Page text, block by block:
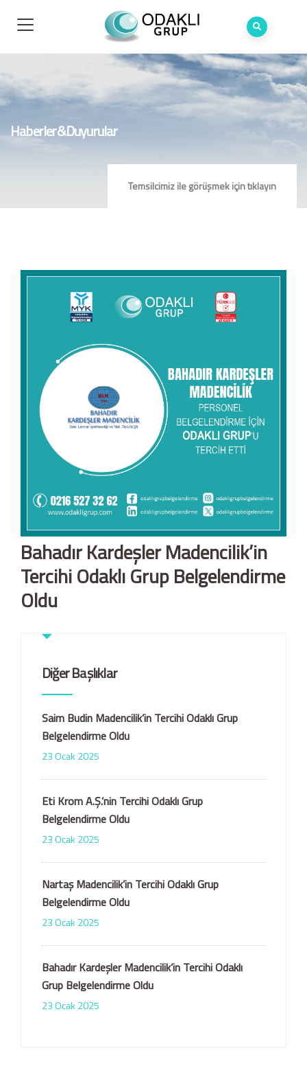
Haberler&Duyurular
Temsilcimiz ile görüşmek için tıklayın
Bahadır Kardeşler Madencilik’in
Tercihi Odaklı Grup Belgelendirme
Oldu
Diğer Başlıklar
Saim Budin Madencilik’in Tercihi Odaklı Grup
Belgelendirme Oldu
23 Ocak 2025
Eti Krom A.Ş.’nin Tercihi Odaklı Grup
Belgelendirme Oldu
23 Ocak 2025
Nartaş Madencilik’in Tercihi Odaklı Grup
Belgelendirme Oldu
23 Ocak 2025
Bahadır Kardeşler Madencilik’in Tercihi Odaklı
Grup Belgelendirme Oldu
23 Ocak 2025